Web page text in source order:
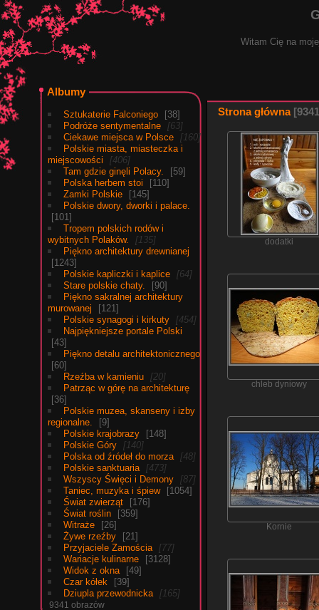
Witam Cię na
Albumy
Sztukaterie Falconiego
38
Podróże sentymentalne
63
Ciekawe miejsca w Polsce
160
Polskie miasta, miasteczka i
miejscowości
406
Tam gdzie ginęli Polacy.
59
Polska herbem stoi
110
Zamki Polskie
145
Polskie dwory, dworki i palace.
101
Tropem polskich rodów i
wybitnych Polaków.
135
Piękno architektury drewnianej
1243
Polskie kapliczki i kaplice
64
Stare polskie chaty.
90
Piękno sakralnej architektury
murowanej
121
Polskie synagogi i kirkuty
454
Najpiękniejsze portale Polski
43
Piękno detalu architektonicznego
60
Rzeźba w kamieniu
20
Patrząc w górę na architekturę
36
Polskie muzea, skanseny i izby
regionalne.
9
Polskie krajobrazy
148
Polskie Góry
140
Polska od źródeł do morza
48
Polskie sanktuaria
473
Wszyscy Święci i Demony
87
Taniec, muzyka i śpiew
1054
Świat zwierząt
176
Świat roślin
359
Witraże
26
Żywe rzeźby
21
Przyjaciele Zamościa
77
Wariacje kulinarne
3128
Widok z okna
49
Czar kółek
39
Dziupla przewodnicka
165
9341 obrazów
Strona główna 9341
dodatki
chleb dyniowy
Kornie